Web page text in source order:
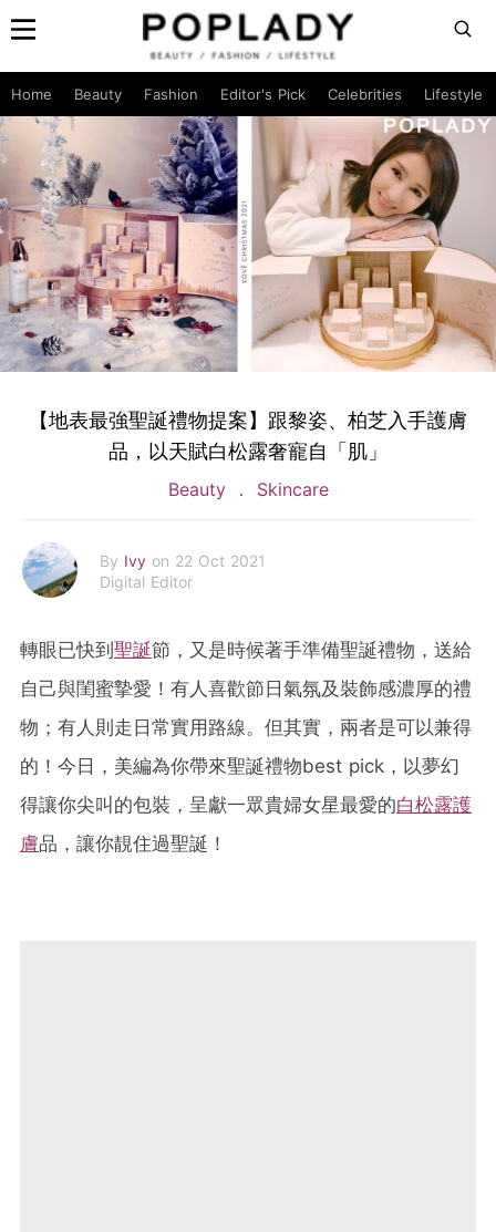
Home Beauty Fashion Editor's Pick Celebrities Lifestyle
【地表最強聖誕禮物提案】跟黎姿、柏芝入手護膚
品，以天賦白松露奢寵自「肌」
Beauty Skincare
By Ivy on 22 Oct 2021
Digital Editor
轉眼已快到聖誕節，又是時候著手準備聖誕禮物，送給
自己與閨蜜摯愛！有人喜歡節日氣氛及裝飾感濃厚的禮
物；有人則走日常實用路線。但其實，兩者是可以兼得
的！今日，美編為你帶來聖誕禮物best pick，以夢幻
得讓你尖叫的包裝，呈獻一眾貴婦女星最愛的白松露護
膚品，讓你靚住過聖誕！